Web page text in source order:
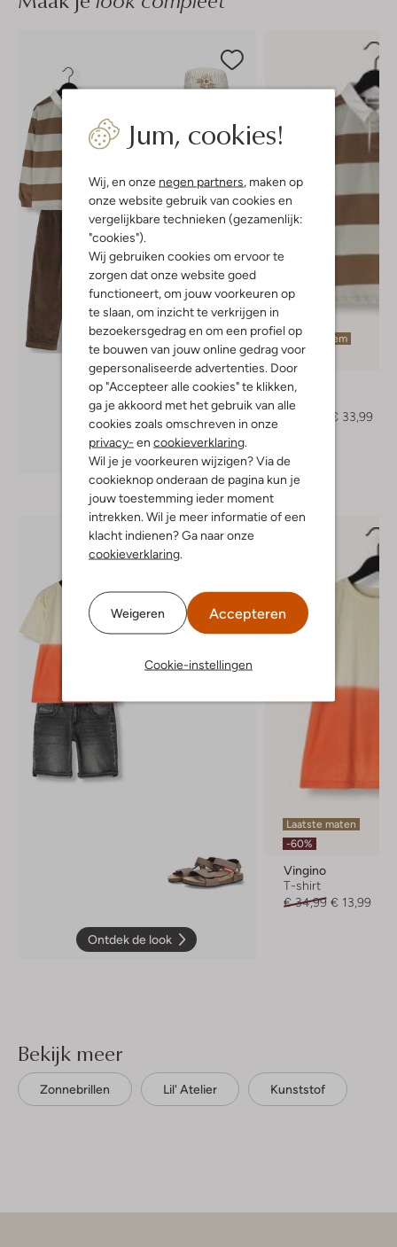
Jum, cookies!
Wij, en onze negen partners, maken op
onze website gebruik van cookies en
vergelijkbare technieken (gezamenlijk:
"cookies").
Wij gebruiken cookies om ervoor te
zorgen dat onze website goed
functioneert, om jouw voorkeuren op
te slaan, om inzicht te verkrijgen in
bezoekersgedrag en om een profiel op
te bouwen van jouw online gedrag voor
gepersonaliseerde advertenties. Door
op "Accepteer alle cookies" te klikken,
ga je akkoord met het gebruik van alle
cookies zoals omschreven in onze
privacy- en cookieverklaring.
Wil je je voorkeuren wijzigen? Via de
cookieknop onderaan de pagina kun je
jouw toestemming ieder moment
intrekken. Wil je meer informatie of een
klacht indienen? Ga naar onze
cookieverklaring.
Weigeren Accepteren
Cookie-instellingen
Ontdek de look
Laatste item
-50%
Molo
Polo
€ 33,99
Ontdek de look
Laatste maten
-60%
Vingino
T-shirt
€ 34,99 € 13,99
Bekijk meer
Zonnebrillen Lil' Atelier Kunststof